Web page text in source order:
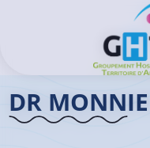
>Dr
DR
Panneau de gestion des